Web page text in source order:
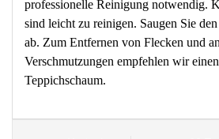
professionelle Reinigung notwendig.
sind leicht zu reinigen. Saugen Sie
ab. Zum Entfernen von Flecken und
Verschmutzungen empfehlen wir
Teppichschaum.